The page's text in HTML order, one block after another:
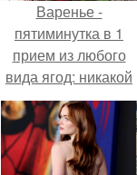
Варенье -
пятиминутка в 1
прием из любого
вида ягод: никакой
длительной варки,
все витамины на
месте!